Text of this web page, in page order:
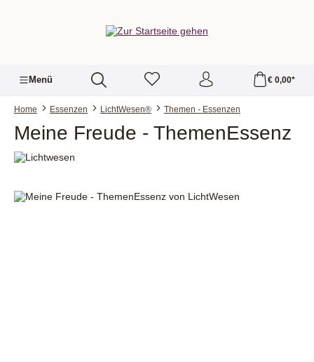
Menü € 0,00*
Home Essenzen LichtWesen® Themen - Essenzen
Meine Freude - ThemenEssenz
Bildergalerie überspringen